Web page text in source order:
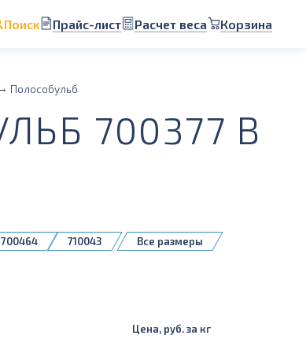
Поиск Прайс-лист Расчет веса Корзина
Полособульб
700377 В
700464 710043 Все размеры
Цена, руб. за кг